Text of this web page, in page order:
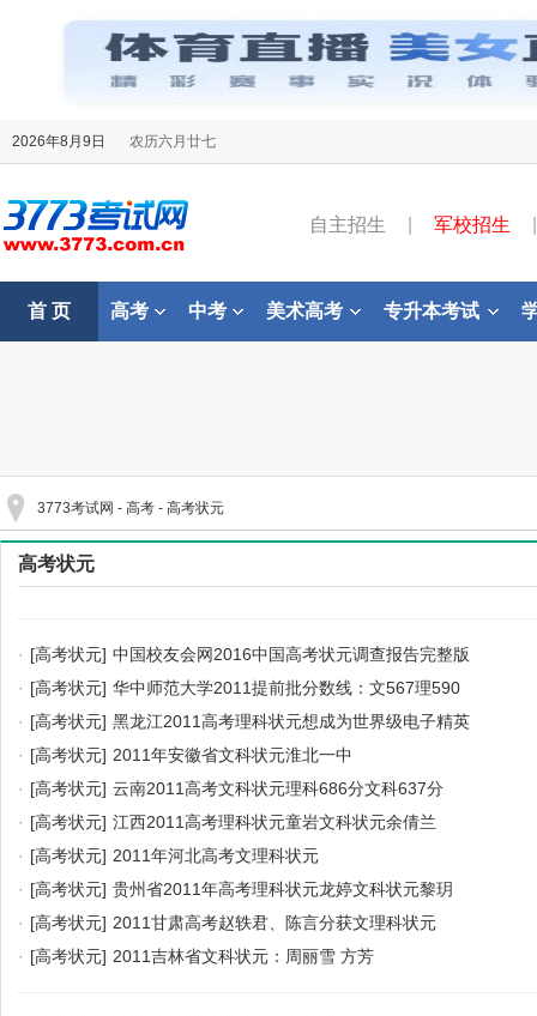
2026年8月9日 农历六月廿七
自主招生 军校招生
首 页 高考 中考 美术高考 专升本考试
3773考试网 - 高考 - 高考状元
高考状元
· [高考状元] 中国校友会网2016中国高考状元调查报告完整版
· [高考状元] 华中师范大学2011提前批分数线：文567理590
· [高考状元] 黑龙江2011高考理科状元想成为世界级电子精英
· [高考状元] 2011年安徽省文科状元淮北一中
· [高考状元] 云南2011高考文科状元理科686分文科637分
· [高考状元] 江西2011高考理科状元童岩文科状元余倩兰
· [高考状元] 2011年河北高考文理科状元
· [高考状元] 贵州省2011年高考理科状元龙婷文科状元黎玥
· [高考状元] 2011甘肃高考赵轶君、陈言分获文理科状元
· [高考状元] 2011吉林省文科状元：周丽雪 方芳